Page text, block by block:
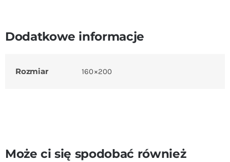
Dodatkowe informacje
Rozmiar 160×200
Może ci się spodobać również